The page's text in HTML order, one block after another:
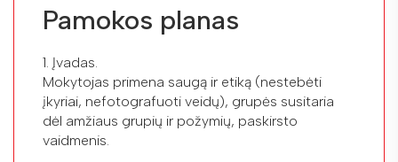
Pamokos planas
1. Įvadas.
Mokytojas primena saugą ir etiką (nestebėti
įkyriai, nefotografuoti veidų), grupės susitaria
dėl amžiaus grupių ir požymių, paskirsto
vaidmenis.